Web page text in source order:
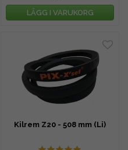
LÄGG I VARUKORG
Kilrem Z20 - 508 mm (Li)